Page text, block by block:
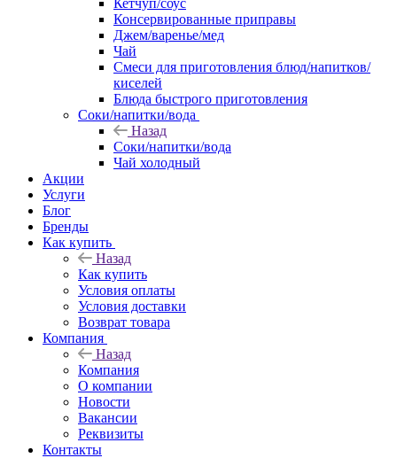
Кетчуп/соус
Консервированные приправы
Джем/варенье/мед
Чай
Смеси для приготовления блюд/напитков/
киселей
Блюда быстрого приготовления
Соки/напитки/вода
Назад
Соки/напитки/вода
Чай холодный
Акции
Услуги
Блог
Бренды
Как купить
Назад
Как купить
Условия оплаты
Условия доставки
Возврат товара
Компания
Назад
Компания
О компании
Новости
Вакансии
Реквизиты
Контакты